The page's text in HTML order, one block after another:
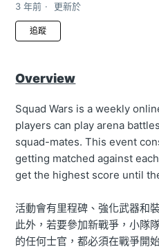
3 年前 更新於
追蹤
Overview
Squad Wars is a weekly
players can play arena
squad-mates. This event
getting matched against
get the highest score until
活動會有里程碑、強化武器和
此外，若要參加新戰爭，小隊
的任何士官，都必須在戰爭開